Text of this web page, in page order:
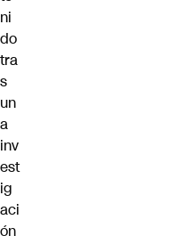
ni
do
tra
s
un
a
inv
est
ig
aci
ón